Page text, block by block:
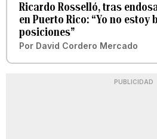
Ricardo Rosselló, tras
en Puerto Rico: “Yo no estoy
posiciones”
Por David Cordero Mercado
PUBLICIDAD